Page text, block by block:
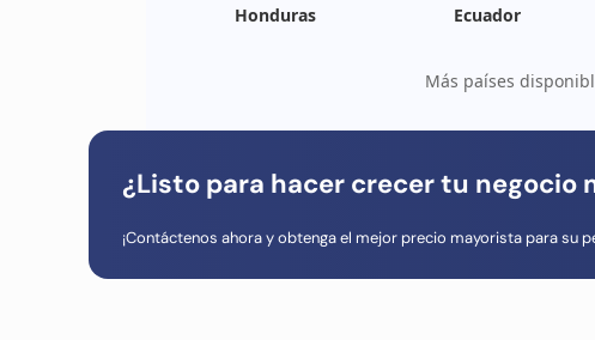
Honduras Ecuador
Más países
¿Listo para hacer crecer tu negocio
¡Contáctenos ahora y obtenga el mejor precio mayorista para su